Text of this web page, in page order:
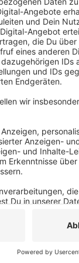
Die Frau soll die
geschossen
in ein
aus